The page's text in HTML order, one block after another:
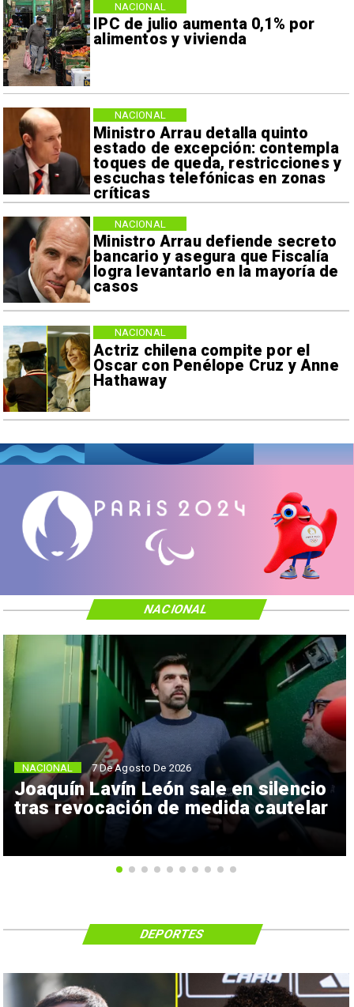
IPC de julio aumenta 0,1% por
alimentos y vivienda
NACIONAL
Ministro Arrau detalla quinto
estado de excepción: contempla
toques de queda, restricciones y
escuchas telefónicas en zonas
críticas
NACIONAL
Ministro Arrau defiende secreto
bancario y asegura que Fiscalía
logra levantarlo en la mayoría de
casos
NACIONAL
Actriz chilena compite por el
Oscar con Penélope Cruz y Anne
Hathaway
NACIONAL
Joaquín Lavín León sale en silencio
tras revocación de medida cautelar
NACIONAL 7 De Agosto De 2026
NACIONAL
DEPORTES